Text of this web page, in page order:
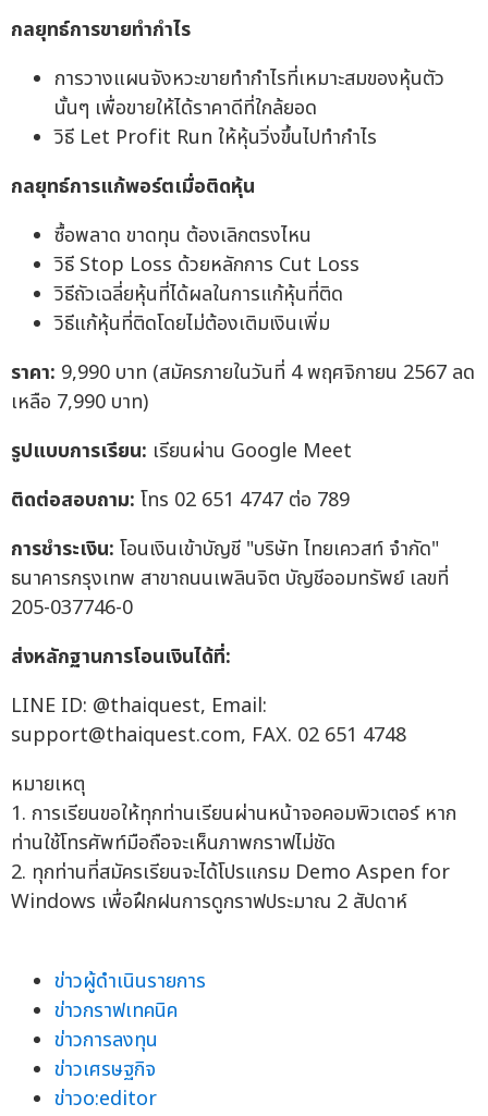
กลยุทธ์การขายทำกำไร
การวางแผนจังหวะขายทำกำไรที่เหมาะสมของหุ้นตัว
นั้นๆ เพื่อขายให้ได้ราคาดีที่ใกล้ยอด
วิธี Let Profit Run ให้หุ้นวิ่งขึ้นไปทำกำไร
กลยุทธ์การแก้พอร์ตเมื่อติดหุ้น
ซื้อพลาด ขาดทุน ต้องเลิกตรงไหน
วิธี Stop Loss ด้วยหลักการ Cut Loss
วิธีถัวเฉลี่ยหุ้นที่ได้ผลในการแก้หุ้นที่ติด
วิธีแก้หุ้นที่ติดโดยไม่ต้องเติมเงินเพิ่ม
ราคา: 9,990 บาท (สมัครภายในวันที่ 4 พฤศจิกายน 2567 ลด
เหลือ 7,990 บาท)
รูปแบบการเรียน: เรียนผ่าน Google Meet
ติดต่อสอบถาม: โทร 02 651 4747 ต่อ 789
การชำระเงิน: โอนเงินเข้าบัญชี "บริษัท ไทยเควสท์ จำกัด"
ธนาคารกรุงเทพ สาขาถนนเพลินจิต บัญชีออมทรัพย์ เลขที่
205-037746-0
ส่งหลักฐานการโอนเงินได้ที่:
LINE ID: @thaiquest, Email:
support@thaiquest.com, FAX. 02 651 4748
หมายเหตุ
1. การเรียนขอให้ทุกท่านเรียนผ่านหน้าจอคอมพิวเตอร์ หาก
ท่านใช้โทรศัพท์มือถือจะเห็นภาพกราฟไม่ชัด
2. ทุกท่านที่สมัครเรียนจะได้โปรแกรม Demo Aspen for
Windows เพื่อฝึกฝนการดูกราฟประมาณ 2 สัปดาห์
ข่าวผู้ดำเนินรายการ
ข่าวกราฟเทคนิค
ข่าวการลงทุน
ข่าวเศรษฐกิจ
ข่าวo:editor